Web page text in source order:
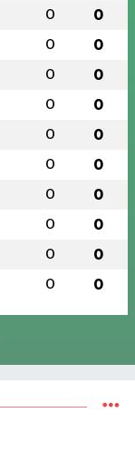
0 0
0 0
0 0
0 0
0 0
0 0
0 0
0 0
0 0
0 0